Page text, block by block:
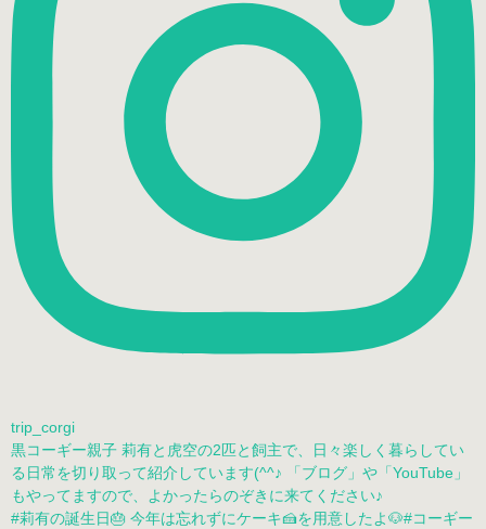
trip_corgi
黒コーギー親子 莉有と虎空の2匹と飼主で、日々楽しく暮らしてい
る日常を切り取って紹介しています(^^♪ 「ブログ」や「YouTube」
もやってますので、よかったらのぞきに来てください♪
#莉有の誕生日🎂 今年は忘れずにケーキ🍰を用意したよ🐶#コーギー